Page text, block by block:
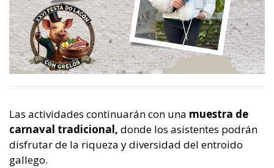
Las actividades continuarán con una muestra de
carnaval tradicional, donde los asistentes podrán
disfrutar de la riqueza y diversidad del entroido
gallego.